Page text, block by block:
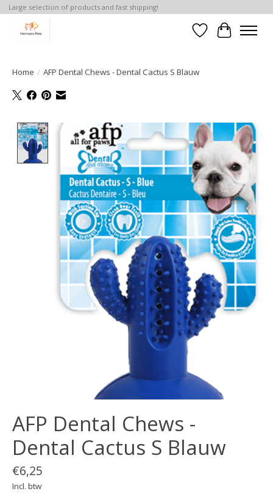
Large selection of products and fast shipping!
Verlanglijst
Home / AFP Dental Chews - Dental Cactus S Blauw
Product image slideshow Items
AFP Dental Chews -
Dental Cactus S Blauw
€6,25
Incl. btw